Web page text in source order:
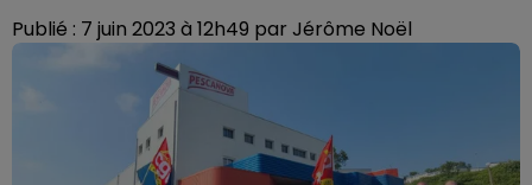
Publié : 7 juin 2023 à 12h49 par Jérôme Noël